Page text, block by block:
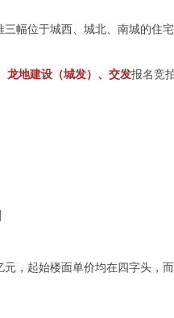
三幅位于城西、城北、南城的住
龙地建设（城发）、交发报名竞
元，起始楼面单价均在四字头，